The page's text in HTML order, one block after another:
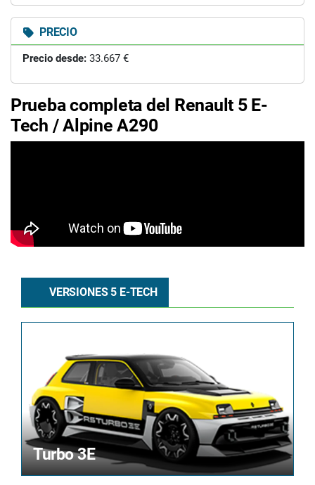
PRECIO
Precio desde: 33.667 €
Prueba completa del Renault 5 E-
Tech / Alpine A290
VERSIONES 5 E-TECH
Turbo 3E